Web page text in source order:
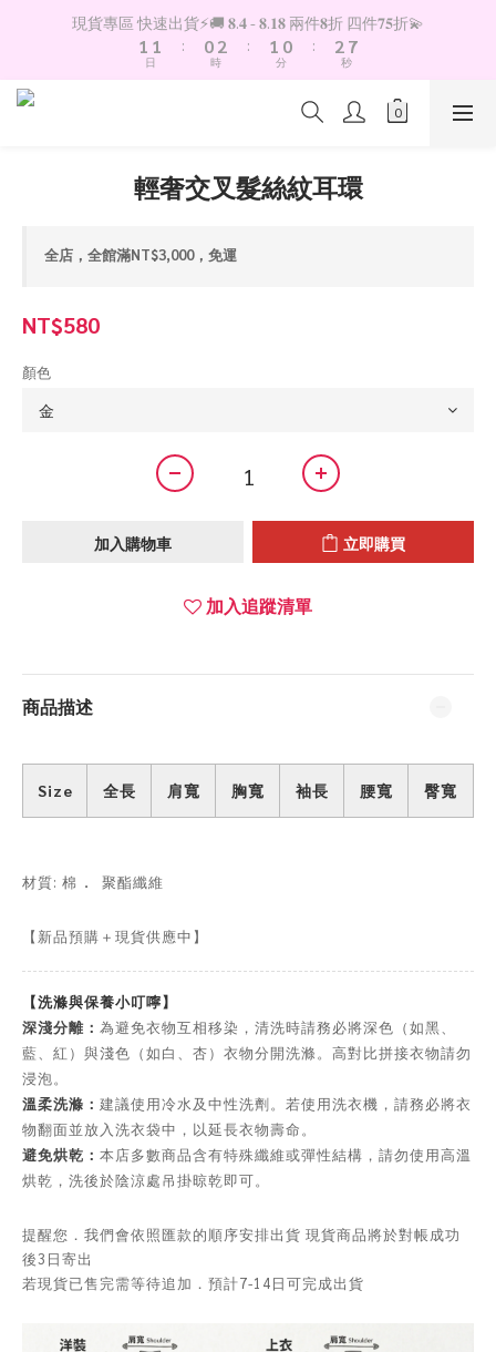
現貨專區 快速出貨⚡️🚚 𝟖.𝟒 - 𝟖.𝟏𝟖 兩件𝟖折 四件𝟕𝟓折💫
2
1
0
2
1
0
日
:
1
0
3
2
1
時
:
2
1
0
1
0
分
:
3
2
1
7
6
5
4
3
1
0
秒
輕奢交叉髮絲紋耳環
全店，全館滿NT$3,000，免運
NT$580
顏色
加入購物車 立即購買
加入追蹤清單
商品描述
Size 全長 肩寬 胸寬 袖長 腰寬 臀寬
材質: 棉 ． 聚酯纖維
【新品預購＋現貨供應中】
【洗滌與保養小叮嚀】
深淺分離： 為避免衣物互相移染，清洗時請務必將深色（如黑、
藍、紅）與淺色（如白、杏）衣物分開洗滌。高對比拼接衣物請勿
浸泡。
溫柔洗滌： 建議使用冷水及中性洗劑。若使用洗衣機，請務必將衣
物翻面並放入洗衣袋中，以延長衣物壽命。
避免烘乾： 本店多數商品含有特殊纖維或彈性結構，請勿使用高溫
烘乾，洗後於陰涼處吊掛晾乾即可。
提醒您．我們會依照匯款的順序安排出貨 現貨商品將於對帳成功
後3日寄出
若現貨已售完需等待追加．預計7-14日可完成出貨